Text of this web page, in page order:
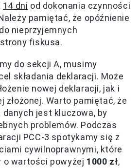
14 dni od dokonania czynności
pamiętać, że opóźnienie
nieprzyjemnych
fiskusa.
do sekcji A, musimy
składania deklaracji. Może
nowej deklaracji, jak i
złożonej. Warto pamiętać, że
jest kluczowa, by
problemów. Podczas
PCC-3 spotykamy się z
cywilnoprawnymi, które
o wartości powyżej 1000 zł,